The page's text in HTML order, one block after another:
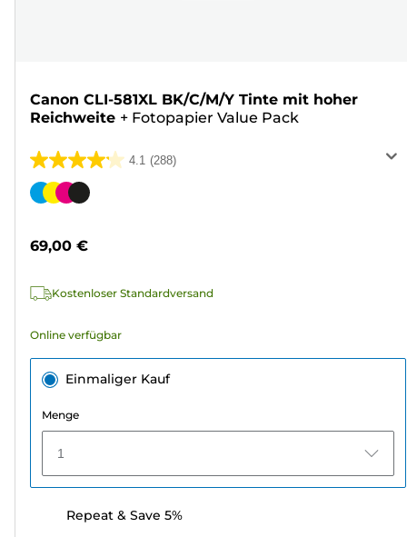
Canon CLI-581XL BK/C/M/Y Tinte mit hoher
Reichweite + Fotopapier Value Pack
4.1 (288)
4.1
von
288
Farbpatrone
69,00 €
Kostenloser Standardversand
Online verfügbar
Einmaliger Kauf
Menge
1
Repeat & Save 5%